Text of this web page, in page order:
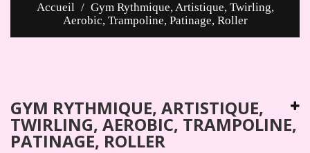
Accueil
Gym Rythmique, Artistique, Twirling,
Aerobic, Trampoline, Patinage, Roller
GYM RYTHMIQUE, ARTISTIQUE,
TWIRLING, AEROBIC, TRAMPOLINE,
PATINAGE, ROLLER